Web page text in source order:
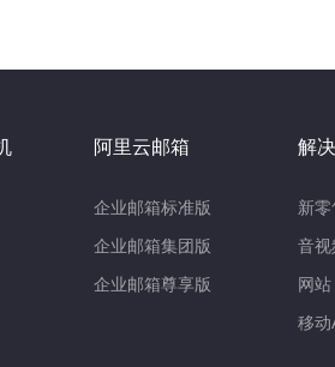
阿里云邮箱
企业邮箱标准版
企业邮箱集团版
企业邮箱尊享版
解
新零
音视
网站
移动